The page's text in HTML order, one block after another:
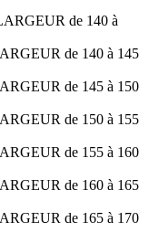
de 140 à
de 140 à 145
de 145 à 150
de 150 à 155
de 155 à 160
de 160 à 165
de 165 à 170